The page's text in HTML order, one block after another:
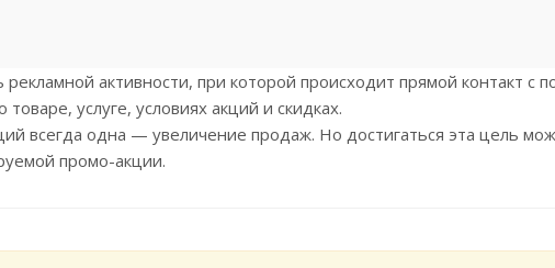
активности, при которой происходит прямой контакт с
услуге, условиях акций и скидках.
всегда одна — увеличение продаж. Но достигаться эта цель
промо-акции.